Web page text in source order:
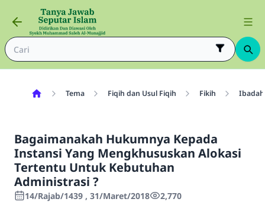
Tema Fiqih dan Usul Fiqih Fikih
Bagaimanakah Hukumnya Kepada
Instansi Yang Mengkhususkan Alokasi
Tertentu Untuk Kebutuhan
Administrasi ?
14/Rajab/1439 , 31/Maret/2018 2,770